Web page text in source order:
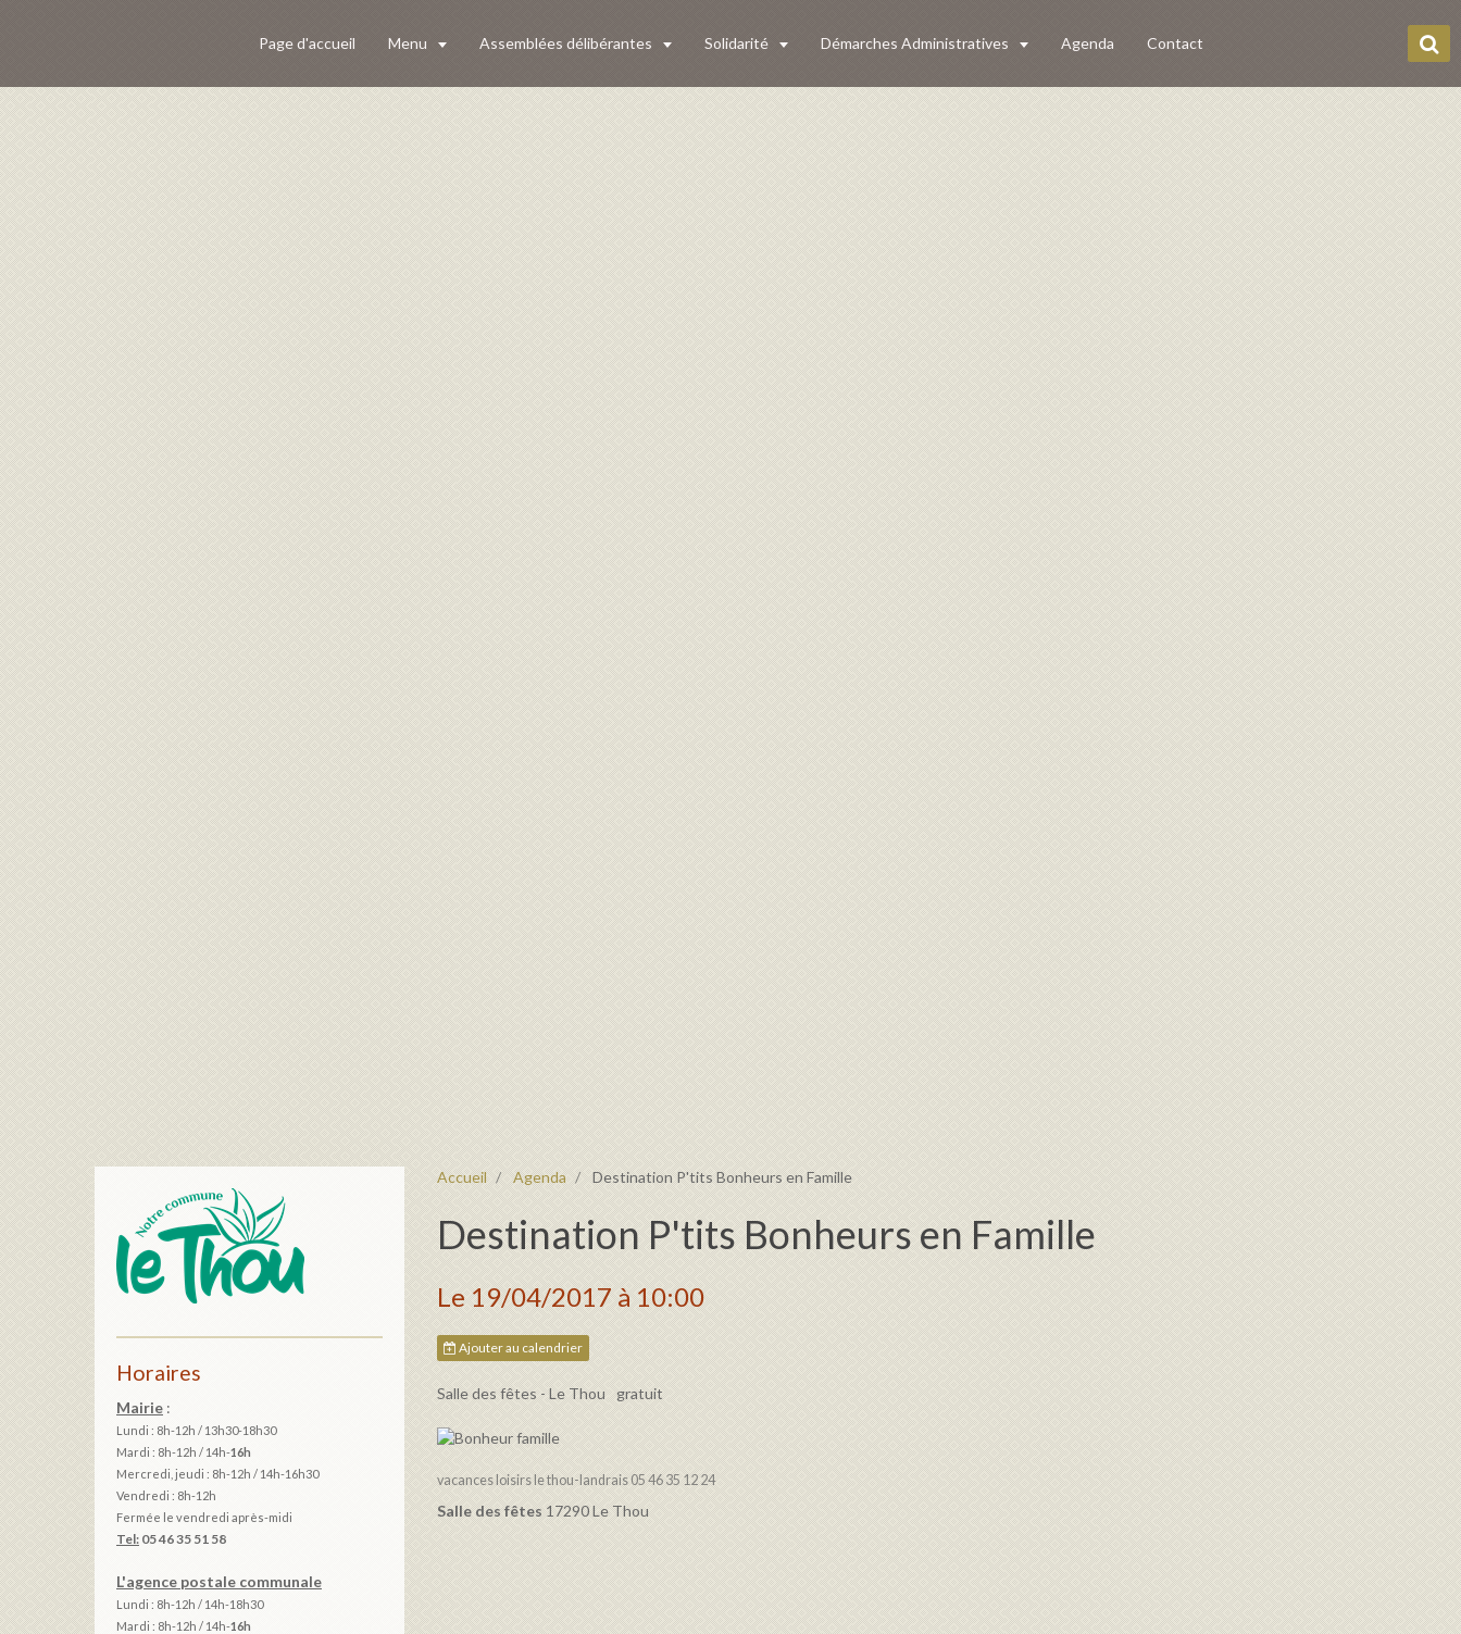
Page d'accueil Menu Assemblées délibérantes Solidarité Démarches Administratives Agenda Contact
Accueil Agenda Destination P'tits Bonheurs en Famille
Destination P'tits Bonheurs en Famille
Le 19/04/2017 à 10:00
Ajouter au calendrier
Salle des fêtes - Le Thou gratuit
vacances loisirs le thou-landrais 05 46 35 12 24
Salle des fêtes 17290 Le Thou
Horaires
Mairie :
Lundi : 8h-12h / 13h30-18h30
Mardi : 8h-12h / 14h-16h
Mercredi, jeudi : 8h-12h / 14h-16h30
Vendredi : 8h-12h
Fermée le vendredi après-midi
Tel: 05 46 35 51 58
L'agence postale communale
Lundi : 8h-12h / 14h-18h30
Mardi : 8h-12h / 14h-16h